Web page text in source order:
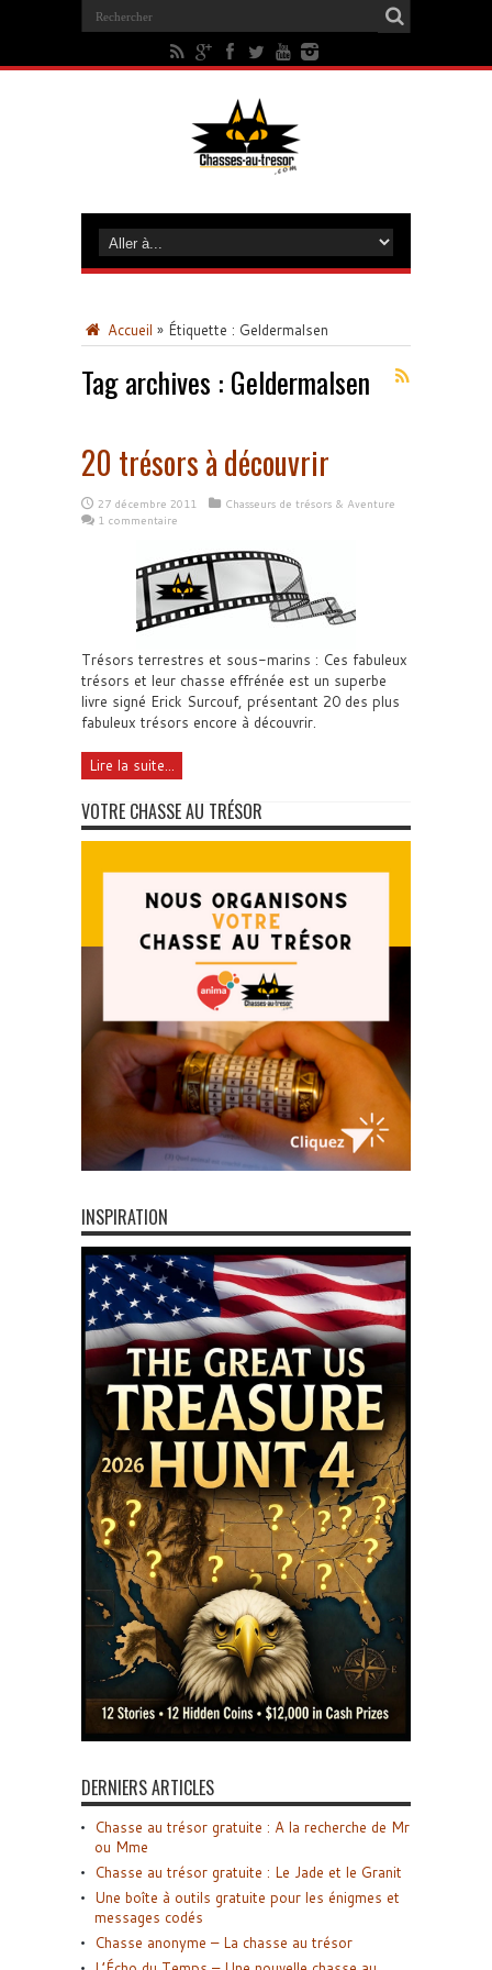
Accueil » Étiquette : Geldermalsen
Tag archives : Geldermalsen
20 trésors à découvrir
27 décembre 2011
Chasseurs de trésors & Aventure
1 commentaire
Trésors terrestres et sous-marins : Ces fabuleux
trésors et leur chasse effrénée est un superbe
livre signé Erick Surcouf, présentant 20 des plus
fabuleux trésors encore à découvrir.
Lire la suite...
VOTRE CHASSE AU TRÉSOR
INSPIRATION
DERNIERS ARTICLES
Chasse au trésor gratuite : A la recherche de Mr
ou Mme
Chasse au trésor gratuite : Le Jade et le Granit
Une boîte à outils gratuite pour les énigmes et
messages codés
Chasse anonyme – La chasse au trésor